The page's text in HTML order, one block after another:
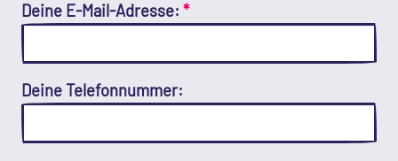
Deine E-Mail-Adresse: *
Deine Telefonnummer: